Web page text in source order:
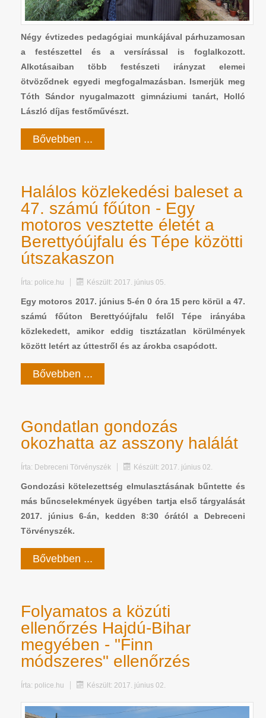
Négy évtizedes pedagógiai munkájával párhuzamosan
a festészettel és a versírással is foglalkozott.
Alkotásaiban több festészeti irányzat elemei
ötvöződnek egyedi megfogalmazásban. Ismerjük meg
Tóth Sándor nyugalmazott gimnáziumi tanárt, Holló
László díjas festőművészt.
Bővebben ...
Halálos közlekedési baleset a
47. számú főúton - Egy
motoros vesztette életét a
Berettyóújfalu és Tépe közötti
útszakaszon
Írta: police.hu Készült: 2017. június 05.
Egy motoros 2017. június 5-én 0 óra 15 perc körül a 47.
számú főúton Berettyóújfalu felől Tépe irányába
közlekedett, amikor eddig tisztázatlan körülmények
között letért az úttestről és az árokba csapódott.
Bővebben ...
Gondatlan gondozás
okozhatta az asszony halálát
Írta: Debreceni Törvényszék Készült: 2017. június 02.
Gondozási kötelezettség elmulasztásának bűntette és
más bűncselekmények ügyében tartja első tárgyalását
2017. június 6-án, kedden 8:30 órától a Debreceni
Törvényszék.
Bővebben ...
Folyamatos a közúti
ellenőrzés Hajdú-Bihar
megyében - "Finn
módszeres" ellenőrzés
Írta: police.hu Készült: 2017. június 02.